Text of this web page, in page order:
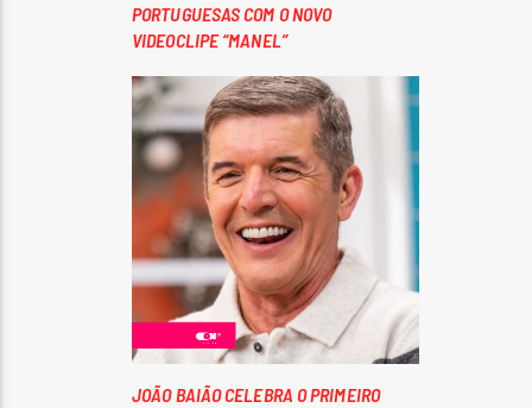
PORTUGUESAS COM O NOVO
VIDEOCLIPE “MANEL”
JOÃO BAIÃO CELEBRA O PRIMEIRO